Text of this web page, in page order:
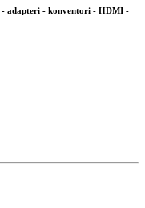
- adapteri - konventori - HDMI -